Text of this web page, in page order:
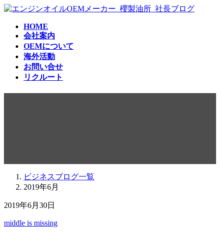
コ
ナ
HOME
会社案内
OEMについて
海外活動
お問い合せ
リクルート
ビジネスブログ一覧
2019年6月
2019年6月30日
middle is missing